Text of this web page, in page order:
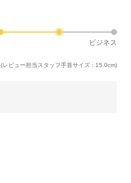
ビジネス
(レビュー担当スタッフ手首サイズ : 15.0cm)